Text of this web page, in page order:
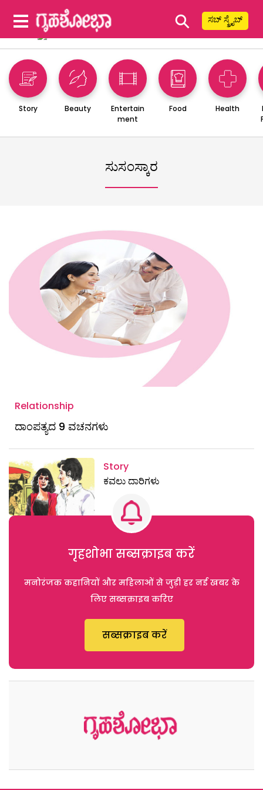
⚲ ಸಬ್ ಸ್ಕ್ರೈಬ್
Story Beauty
Entertain
ment
Food Health
ಸುಸಂಸ್ಕಾರ
Relationship
ದಾಂಪತ್ಯದ 9 ವಚನಗಳು
Story
ಕವಲು ದಾರಿಗಳು
गृहशोभा सब्सक्राइब करें
मनोरंजक कहानियों और महिलाओं से जुड़ी हर नई खबर के
लिए सब्सक्राइब करिए
सब्सक्राइब करें